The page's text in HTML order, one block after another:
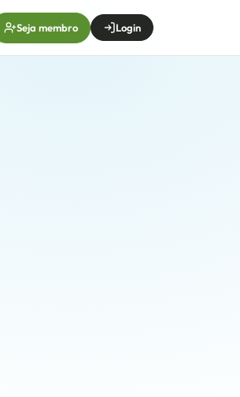
Seja membro Login